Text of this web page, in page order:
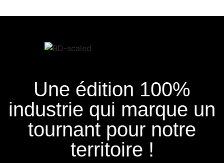
Une édition 100%
industrie qui marque un
tournant pour notre
territoire !